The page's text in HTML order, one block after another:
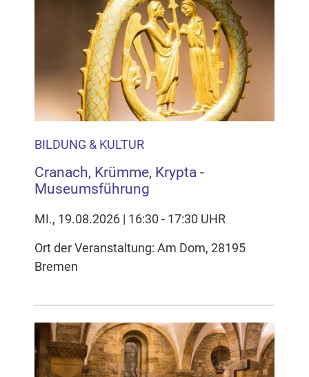
BILDUNG & KULTUR
Cranach, Krümme, Krypta -
Museumsführung
MI., 19.08.2026 | 16:30 - 17:30 UHR
Ort der Veranstaltung: Am Dom, 28195
Bremen